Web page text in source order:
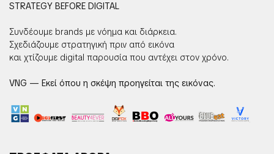
STRATEGY BEFORE DIGITAL
Συνδέουμε brands με νόημα και διάρκεια.
Σχεδιάζουμε στρατηγική πριν από εικόνα
και χτίζουμε digital παρουσία που αντέχει στον χρόνο.
VNG — Εκεί όπου η σκέψη προηγείται της εικόνας.